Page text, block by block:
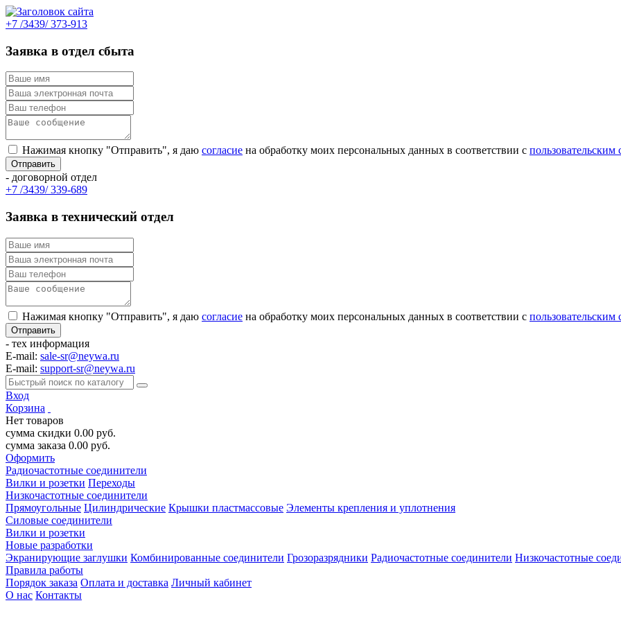
+7 /3439/ 373-913
Заявка в отдел сбыта
Нажимая кнопку "Отправить", я даю согласие на обработку моих персональных данных в соответствии с пользовательским
- договорной отдел
+7 /3439/ 339-689
Заявка в технический отдел
Нажимая кнопку "Отправить", я даю согласие на обработку моих персональных данных в соответствии с пользовательским
- тех информация
E-mail: sale-sr@neywa.ru
E-mail: support-sr@neywa.ru
Вход
Корзина
Нет товаров
сумма скидки 0.00 руб.
сумма заказа 0.00 руб.
Оформить
Радиочастотные соединители
Вилки и розетки Переходы
Низкочастотные соединители
Прямоугольные Цилиндрические Крышки пластмассовые Элементы крепления и уплотнения
Силовые соединители
Вилки и розетки
Новые разработки
Экранирующие заглушки Комбинированные соединители Грозоразрядники Радиочастотные соединители Низкочастотные
Правила работы
Порядок заказа Оплата и доставка Личный кабинет
О нас Контакты